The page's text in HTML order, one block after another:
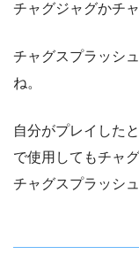
チャグジャグかチ
チャグスプラッシ
ね。
自分がプレイした
で使用してもチャ
チャグスプラッシ